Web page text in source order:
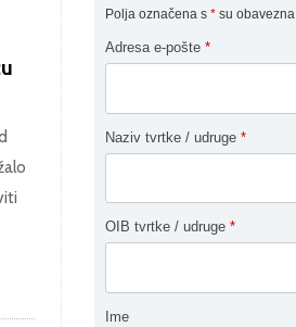
Polja označena s * su obavezna
Adresa e-pošte *
Naziv tvrtke / udruge *
OIB tvrtke / udruge *
Ime